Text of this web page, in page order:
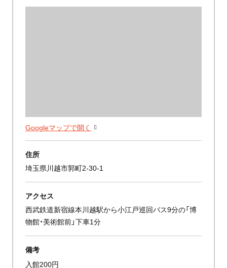
Googleマップで開く
住所
埼玉県川越市郭町2-30-1
アクセス
西武鉄道新宿線本川越駅から小江戸巡回バス9分の「博
物館・美術館前」下車1分
備考
入館200円